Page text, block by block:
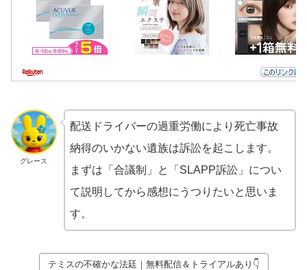
グレース
配送ドライバーの過重労働により死亡事故
納得のいかない遺族は訴訟を起こします。
まずは「合議制」と「SLAPP訴訟」につい
て説明してから感想にうつりたいと思いま
す。
テミスの不確かな法廷｜無料配信＆トライアルあり👇